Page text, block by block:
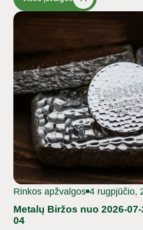
Rinkos apžvalgos 4 rugpjūčio,
Metalų Biržos nuo 2026-
04